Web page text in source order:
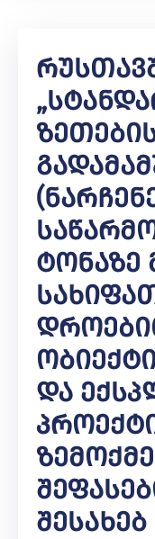
Ტონაზე
Და
Შესახებ